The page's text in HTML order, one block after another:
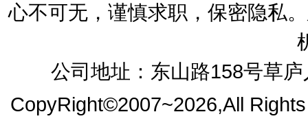
心不可无，谨慎求职，保密隐私
公司地址：东山路158号草
CopyRight©2007~2026,All